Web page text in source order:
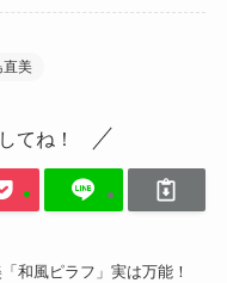
直美
てね！
和風ピラフ」実は万能！